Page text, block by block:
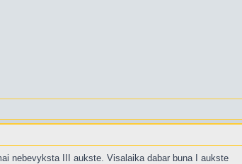
nebevyksta III aukste. Visalaika dabar buna I aukste